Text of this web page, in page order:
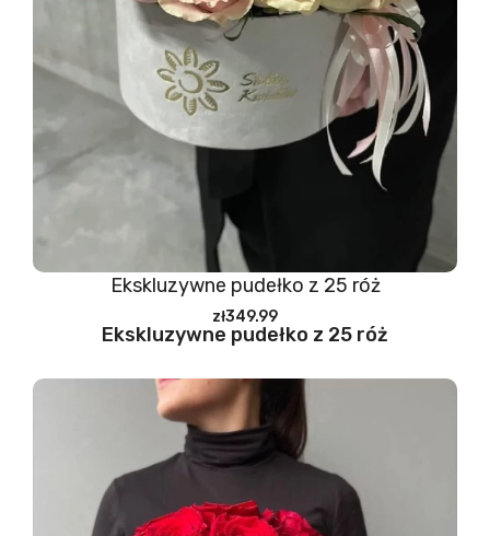
Ekskluzywne pudełko z 25 róż
zł349.99
Ekskluzywne pudełko z 25 róż